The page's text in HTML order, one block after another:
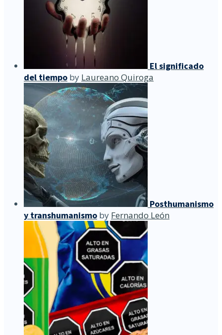
El significado
del tiempo by Laureano Quiroga
Posthumanismo
y transhumanismo by Fernando León